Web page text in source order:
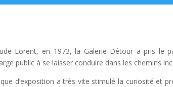
Lorent, en 1973, la Galerie Détour a pris le
public à se laisser conduire dans les chemins
d’exposition a très vite stimulé la curiosité et